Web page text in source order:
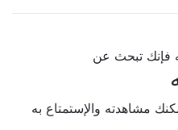
فإنك تبحث عن
والإستمتاع به